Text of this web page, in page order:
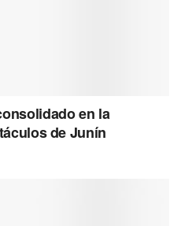
en la
de Junín